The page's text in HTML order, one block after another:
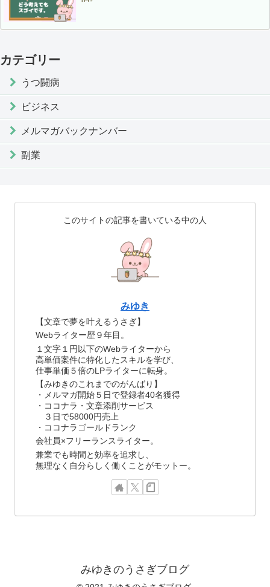
カテゴリー
うつ闘病
ビジネス
メルマガバックナンバー
副業
このサイトの記事を書いている中の人
みゆき
【文章で夢を叶えるうさぎ】
Webライター歴９年目。
１文字１円以下のWebライターから
高単価案件に特化したスキルを学び、
仕事単価５倍のLPライターに転身。
【みゆきのこれまでのがんばり】
・メルマガ開始５日で登録者40名獲得
・ココナラ・文章添削サービス
３日で58000円売上
・ココナラゴールドランク
会社員×フリーランスライター。
兼業でも時間と効率を追求し、
無理なく自分らしく働くことがモットー。
みゆきのうさぎブログ